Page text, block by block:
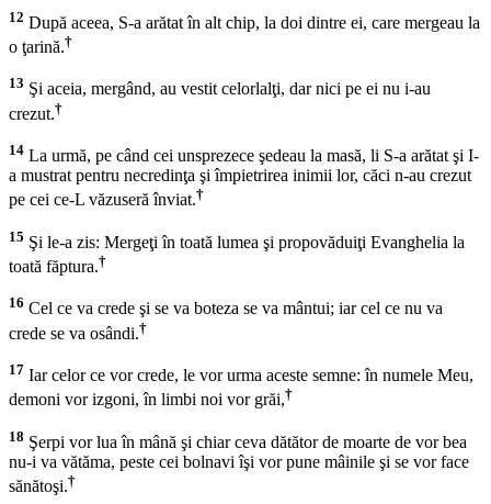
12 După aceea, S-a arătat în alt chip, la doi dintre ei, care mergeau la
o ţarină.†
13 Şi aceia, mergând, au vestit celorlalţi, dar nici pe ei nu i-au
crezut.†
14 La urmă, pe când cei unsprezece şedeau la masă, li S-a arătat şi I-
a mustrat pentru necredinţa şi împietrirea inimii lor, căci n-au crezut
pe cei ce-L văzuseră înviat.†
15 Şi le-a zis: Mergeţi în toată lumea şi propovăduiţi Evanghelia la
toată făptura.†
16 Cel ce va crede şi se va boteza se va mântui; iar cel ce nu va
crede se va osândi.†
17 Iar celor ce vor crede, le vor urma aceste semne: în numele Meu,
demoni vor izgoni, în limbi noi vor grăi,†
18 Şerpi vor lua în mână şi chiar ceva dătător de moarte de vor bea
nu-i va vătăma, peste cei bolnavi îşi vor pune mâinile şi se vor face
sănătoşi.†